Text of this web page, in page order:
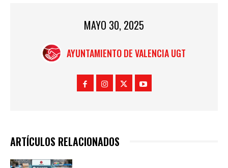
MAYO 30, 2025
AYUNTAMIENTO DE VALENCIA UGT
ARTÍCULOS RELACIONADOS